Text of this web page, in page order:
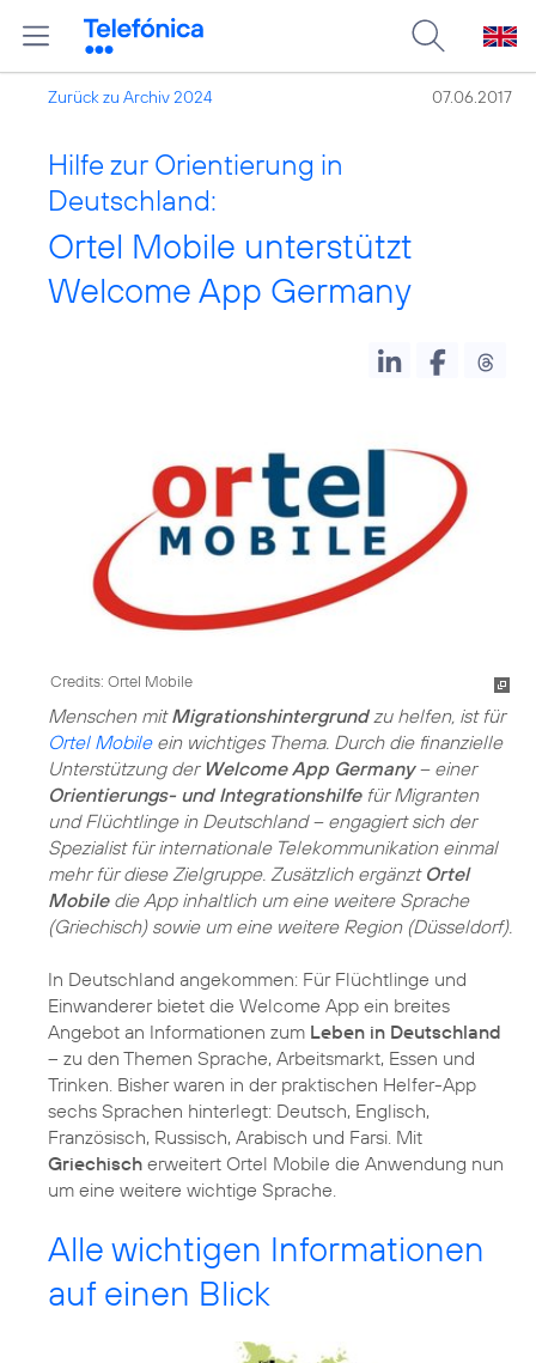
Zurück zu Archiv 2024 07.06.2017
Hilfe zur Orientierung in
Deutschland:
Ortel Mobile unterstützt
Welcome App Germany
Credits: Ortel Mobile
Menschen mitMigrationshintergrundzu helfen, ist für
Ortel Mobileein wichtiges Thema. Durch die finanzielle
Unterstützung der Welcome App Germany– einer
Orientierungs- und Integrationshilfefür Migranten
und Flüchtlinge in Deutschland – engagiert sich der
Spezialist für internationale Telekommunikation einmal
mehr für diese Zielgruppe. Zusätzlich ergänzt Ortel
Mobiledie App inhaltlich um eine weitere Sprache
(Griechisch) sowie um eine weitere Region (Düsseldorf).
In Deutschland angekommen: Für Flüchtlinge und
Einwanderer bietet die Welcome App ein breites
Angebot an Informationen zum Leben in Deutschland
– zu den Themen Sprache, Arbeitsmarkt, Essen und
Trinken. Bisher waren in der praktischen Helfer-App
sechs Sprachen hinterlegt: Deutsch, Englisch,
Französisch, Russisch, Arabisch und Farsi. Mit
Griechisch erweitert Ortel Mobile die Anwendung nun
um eine weitere wichtige Sprache.
Alle wichtigen Informationen
auf einen Blick